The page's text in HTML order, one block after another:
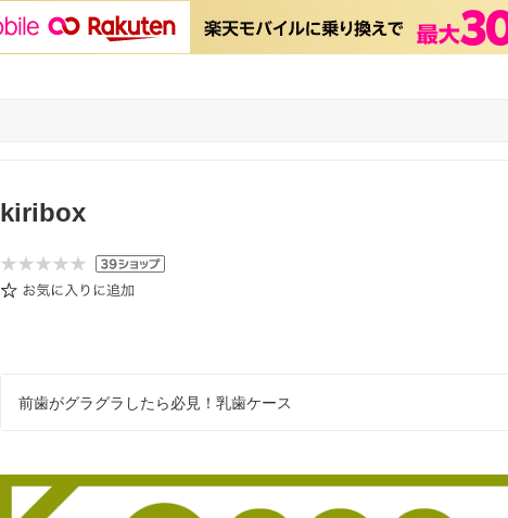
kiribox
前歯がグラグラしたら必見！乳歯ケース